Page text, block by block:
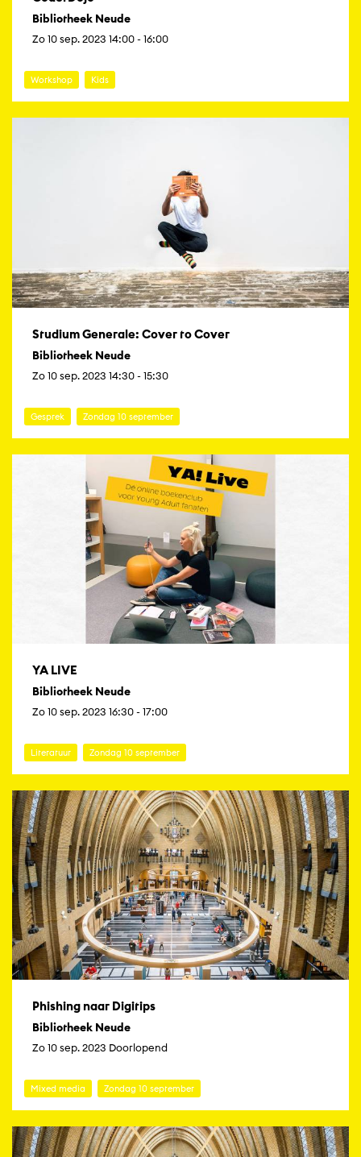
Bibliotheek Neude
Zo 10 sep. 2023 14:00 - 16:00
Workshop Kids
Studium Generale: Cover to Cover
Bibliotheek Neude
Zo 10 sep. 2023 14:30 - 15:30
Gesprek Zondag 10 september
YA LIVE
Bibliotheek Neude
Zo 10 sep. 2023 16:30 - 17:00
Literatuur Zondag 10 september
Phishing naar Digitips
Bibliotheek Neude
Zo 10 sep. 2023 Doorlopend
Mixed media Zondag 10 september